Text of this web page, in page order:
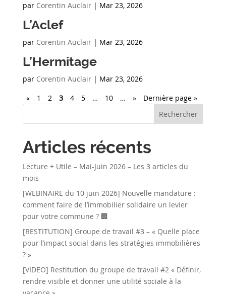
par Corentin Auclair| Mar 23, 2026
L’Aclef
par Corentin Auclair| Mar 23, 2026
L’Hermitage
par Corentin Auclair| Mar 23, 2026
«
1 2 3 4 5 … 10 … »
Dernière page »
Rechercher
Articles récents
Lecture + Utile – Mai-Juin 2026 – Les 3 articles du
mois
[WEBINAIRE du 10 juin 2026] Nouvelle mandature :
comment faire de l’immobilier solidaire un levier
pour votre commune ? 🏢
[RESTITUTION] Groupe de travail #3 – « Quelle place
pour l’impact social dans les stratégies immobilières
? »
[VIDEO] Restitution du groupe de travail #2 « Définir,
rendre visible et donner une utilité sociale à la